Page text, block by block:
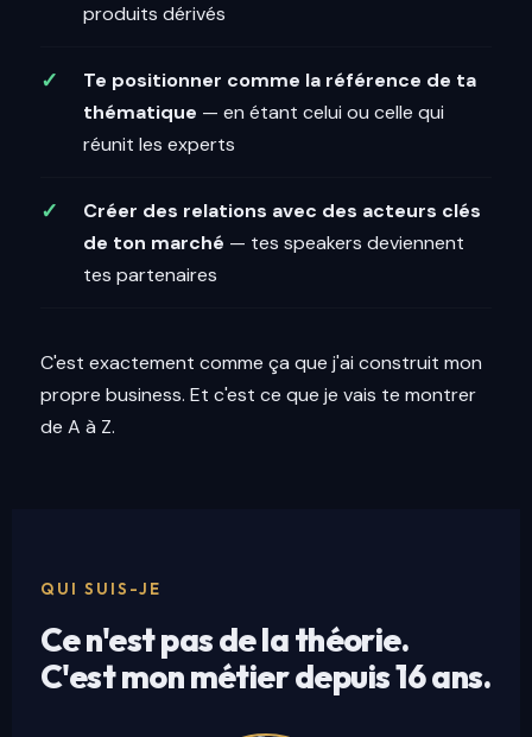
produits dérivés
Te positionner comme la référence de ta
thématique — en étant celui ou celle qui
réunit les experts
Créer des relations avec des acteurs clés
de ton marché — tes speakers deviennent
tes partenaires
C'est exactement comme ça que j'ai construit mon
propre business. Et c'est ce que je vais te montrer
de A à Z.
QUI SUIS-JE
Ce n'est pas de la théorie.
C'est mon métier depuis 16 ans.